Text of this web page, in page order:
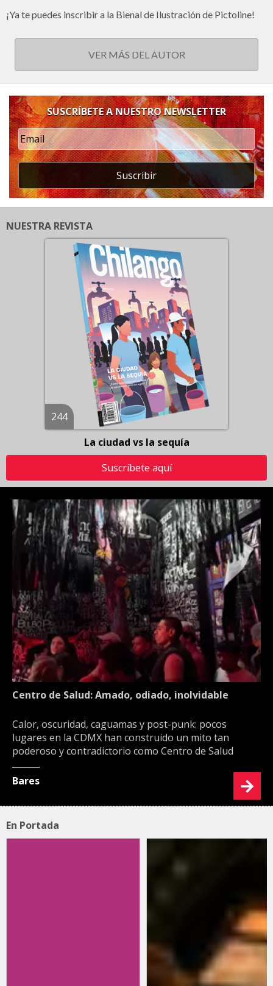
¡Ya te puedes inscribir a la Bienal de Ilustración de Pictoline!
VER MÁS DEL AUTOR
SUSCRÍBETE A NUESTRO NEWSLETTER
Suscribir
NUESTRA REVISTA
244
La ciudad vs la sequía
Suscríbete aquí
Centro de Salud: Amado, odiado, inolvidable
Calor, oscuridad, caguamas y post-punk: pocos
lugares en la CDMX han construido un mito tan
poderoso y contradictorio como Centro de Salud
Bares
En Portada